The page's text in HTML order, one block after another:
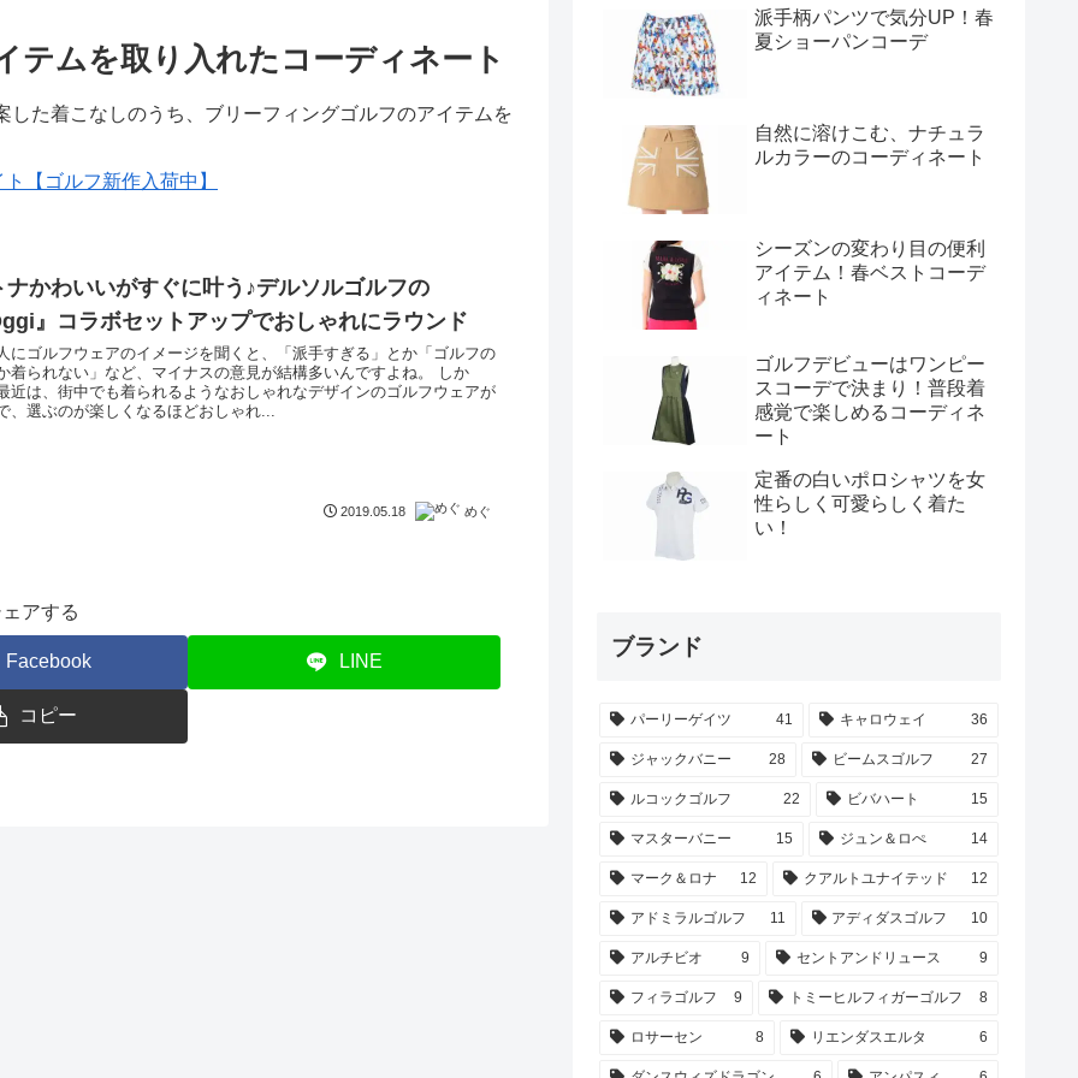
テムを取り入れたコーディネート
た着こなしのうち、ブリーフィングゴルフのアイテムを
【ゴルフ新作入荷中】
ナかわいいがすぐに叶う♪デルソルゴルフの
』コラボセットアップでおしゃれにラウンド
にゴルフウェアのイメージを聞くと、「派手すぎる」とか「ゴルフの
着られない」など、マイナスの意見が結構多いんですよね。 しか
近は、街中でも着られるようなおしゃれなデザインのゴルフウェアが
、選ぶのが楽しくなるほどおしゃれ...
2019.05.18 めぐ
アする
Facebook LINE
コピー
派手柄パンツで気分UP！春
夏ショーパンコーデ
自然に溶けこむ、ナチュラ
ルカラーのコーディネート
シーズンの変わり目の便利
アイテム！春ベストコーデ
ィネート
ゴルフデビューはワンピー
スコーデで決まり！普段着
感覚で楽しめるコーディネ
ート
定番の白いポロシャツを女
性らしく可愛らしく着た
い！
ブランド
パーリーゲイツ 41 キャロウェイ 36
ジャックバニー 28 ビームスゴルフ 27
ルコックゴルフ 22 ビバハート 15
マスターバニー 15 ジュン＆ロぺ 14
マーク＆ロナ 12 クアルトユナイテッド 12
アドミラルゴルフ 11 アディダスゴルフ 10
アルチビオ 9 セントアンドリュース 9
フィラゴルフ 9 トミーヒルフィガーゴルフ 8
ロサーセン 8 リエンダスエルタ 6